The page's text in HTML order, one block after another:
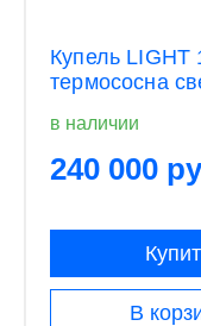
Купель LIGHT
термососна
в наличии
240 000
В